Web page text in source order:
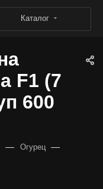
Каталог
F1 (7
600
— Огурец —